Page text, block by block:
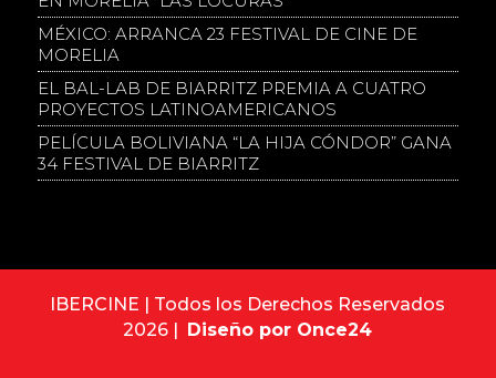
MÉXICO: ARRANCA 23 FESTIVAL DE CINE DE
MORELIA
EL BAL-LAB DE BIARRITZ PREMIA A CUATRO
PROYECTOS LATINOAMERICANOS
PELÍCULA BOLIVIANA “LA HIJA CÓNDOR” GANA
34 FESTIVAL DE BIARRITZ
IBERCINE | Todos los Derechos Reservados
2026 | Diseño por Once24